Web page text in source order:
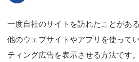
一度自社のサイトを訪れたことがあ
他のウェブサイトやアプリを使って
ティング広告を表示させる方法です